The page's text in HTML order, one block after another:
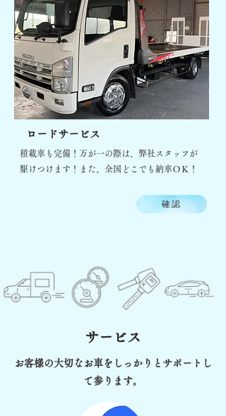
​ロードサービス
積載車も完備！万が一の際は、弊社スタッフが
駆けつけます！また、全国どこでも納車ＯＫ！
確認
サービス
お客様の大切なお車をしっかりとサポートし
て参ります。